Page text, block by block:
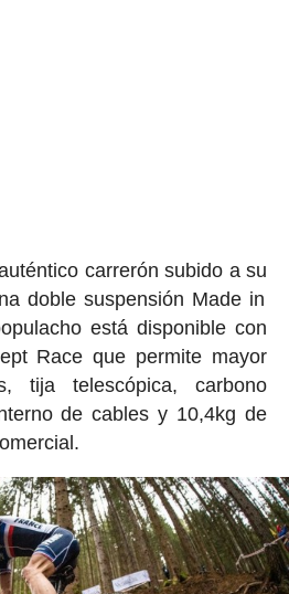
carrerón subido a su
doble suspensión Made in
está disponible con
Race que permite mayor
tija telescópica, carbono
de cables y 10,4kg de